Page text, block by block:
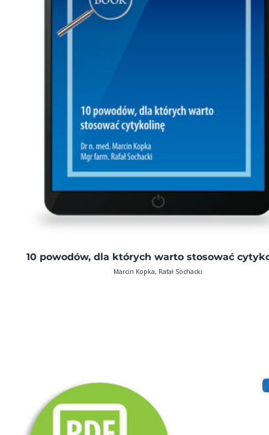
10 powodów, dla których warto stosować
Marcin Kopka, Rafał Sochacki